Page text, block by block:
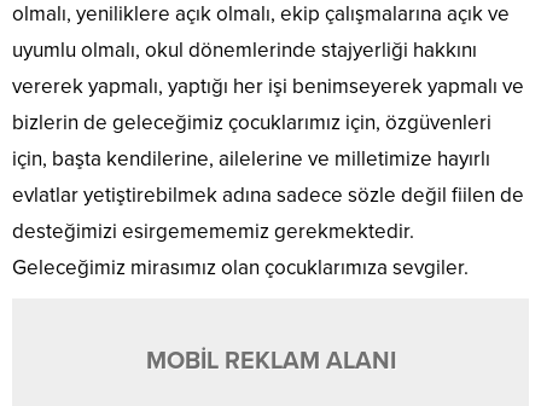
olmalı, yeniliklere açık olmalı, ekip çalışmalarına açık ve
uyumlu olmalı, okul dönemlerinde stajyerliği hakkını
vererek yapmalı, yaptığı her işi benimseyerek yapmalı ve
bizlerin de geleceğimiz çocuklarımız için, özgüvenleri
için, başta kendilerine, ailelerine ve milletimize hayırlı
evlatlar yetiştirebilmek adına sadece sözle değil fiilen de
desteğimizi esirgemememiz gerekmektedir.
Geleceğimiz mirasımız olan çocuklarımıza sevgiler.
MOBİL REKLAM ALANI